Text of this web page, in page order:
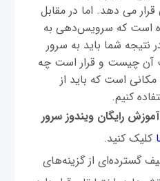
قرار می دهد. اما در مقابل
است که سرویس‌دهی به
نتیجه شما باید به سرور
آن چیست و قرار است چه
است که باید از
کنیم.
آموزش رایگان ویندوز سرور
کلیک کنید.
گسترده‌ای از گزینه‌های